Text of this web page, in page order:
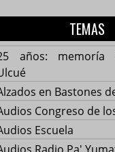
TEMAS
años: memoría
en Bastones
Congreso de
Escuela